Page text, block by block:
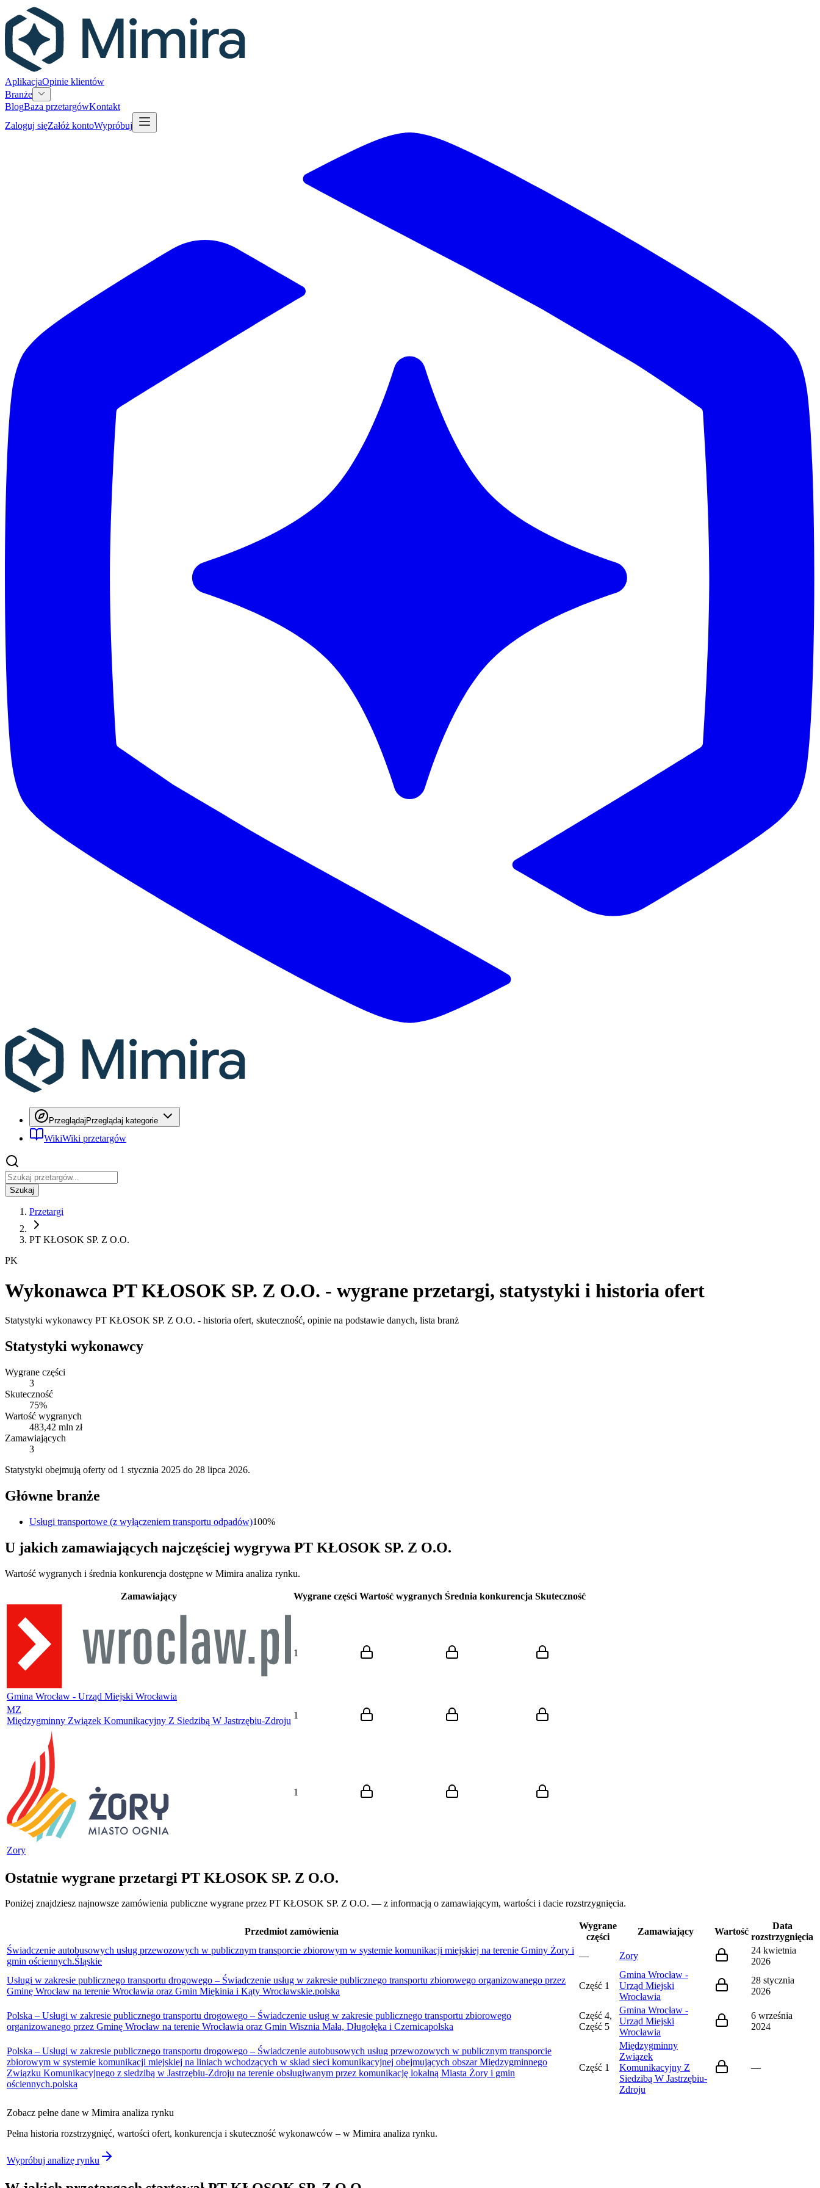
AplikacjaOpinie klientów
Branże
BlogBaza przetargówKontakt
Zaloguj sięZałóż kontoWypróbuj
Przeglądaj Przeglądaj kategorie
WikiWiki przetargów
Szukaj
Przetargi
PT KŁOSOK SP. Z O.O.
PK
Wykonawca PT KŁOSOK SP. Z O.O. - wygrane przetargi, statystyki i historia ofert
Statystyki wykonawcy PT KŁOSOK SP. Z O.O. - historia ofert, skuteczność, opinie na podstawie danych, lista branż
Statystyki wykonawcy
Wygrane części
3
Skuteczność
75%
Wartość wygranych
483,42 mln zł
Zamawiających
3
Statystyki obejmują oferty od 1 stycznia 2025 do 28 lipca 2026.
Główne branże
Usługi transportowe (z wyłączeniem transportu odpadów)100%
U jakich zamawiających najczęściej wygrywa PT KŁOSOK SP. Z O.O.
Wartość wygranych i średnia konkurencja dostępne w Mimira analiza rynku.
Zamawiający Wygrane części Wartość wygranych Średnia konkurencja Skuteczność
Gmina Wrocław - Urząd Miejski Wrocławia
1
MZ
Międzygminny Związek Komunikacyjny Z Siedzibą W Jastrzębiu-Zdroju
1
Zory
1
Ostatnie wygrane przetargi PT KŁOSOK SP. Z O.O.
Poniżej znajdziesz najnowsze zamówienia publiczne wygrane przez PT KŁOSOK SP. Z O.O. — z informacją o zamawiającym, wartości i dacie rozstrzygnięcia.
Przedmiot zamówienia
Wygrane
części
Zamawiający Wartość
Data
rozstrzygnięcia
Świadczenie autobusowych usług przewozowych w publicznym transporcie zbiorowym w systemie komunikacji miejskiej na terenie Gminy Żory i
gmin ościennych.Śląskie
— Zory
24 kwietnia
2026
Usługi w zakresie publicznego transportu drogowego – Świadczenie usług w zakresie publicznego transportu zbiorowego organizowanego przez
Gminę Wrocław na terenie Wrocławia oraz Gmin Miękinia i Kąty Wrocławskie.polska
Część 1
Gmina Wrocław -
Urząd Miejski
Wrocławia
28 stycznia
2026
Polska – Usługi w zakresie publicznego transportu drogowego – Świadczenie usług w zakresie publicznego transportu zbiorowego
organizowanego przez Gminę Wrocław na terenie Wrocławia oraz Gmin Wisznia Mała, Długołęka i Czernicapolska
Część 4,
Część 5
Gmina Wrocław -
Urząd Miejski
Wrocławia
6 września
2024
Polska – Usługi w zakresie publicznego transportu drogowego – Świadczenie autobusowych usług przewozowych w publicznym transporcie
zbiorowym w systemie komunikacji miejskiej na liniach wchodzących w skład sieci komunikacyjnej obejmujących obszar Międzygminnego
Związku Komunikacyjnego z siedzibą w Jastrzębiu-Zdroju na terenie obsługiwanym przez komunikację lokalną Miasta Żory i gmin
ościennych.polska
Część 1
Międzygminny
Związek
Komunikacyjny Z
Siedzibą W Jastrzębiu-
Zdroju
—
Zobacz pełne dane w Mimira analiza rynku
Pełna historia rozstrzygnięć, wartości ofert, konkurencja i skuteczność wykonawców – w Mimira analiza rynku.
Wypróbuj analizę rynku